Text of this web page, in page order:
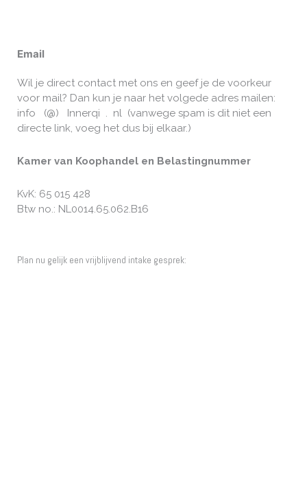
Email
Wil je direct contact met ons en geef je de voorkeur
voor mail? Dan kun je naar het volgede adres mailen:
info (@) Innerqi . nl (vanwege spam is dit niet een
directe link, voeg het dus bij elkaar.)
Kamer van Koophandel en Belastingnummer
KvK: 65 015 428
Btw no.: NL0014.65.062.B16
Plan nu gelijk een vrijblijvend intake gesprek: